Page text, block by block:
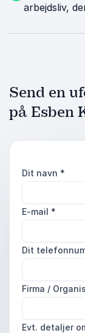
arbejdsliv,
Send en
på Esben
Dit navn *
E-mail *
Dit
Firma /
Evt. detaljer